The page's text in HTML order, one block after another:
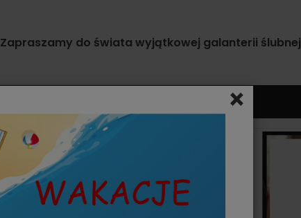
×
Zapraszamy do świata wyjątkowej galanterii ślubnej